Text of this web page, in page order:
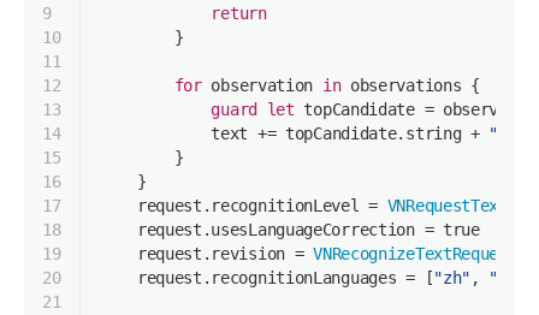
9
10
11
12
13
14
15
16
17
18
19
20
21
return
        }
for observation in observations {
guard
let topCandidate =
            text
+= topCandidate.string + "
        }
    }
    request.recognitionLevel
=
    request.usesLanguageCorrection
= true
    request.revision
=
    request.recognitionLanguages
= ["zh" , "en"